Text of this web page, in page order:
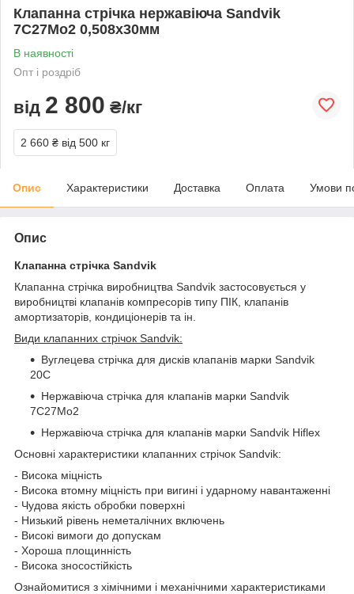
Клапанна стрічка нержавіюча Sandvik
7C27Mo2 0,508х30мм
В наявності
Опт і роздріб
від 2 800 ₴/кг
2 660 ₴ від 500 кг
Опис Характеристики Доставка Оплата Умови
Опис
Клапанна стрічка Sandvik
Клапанна стрічка виробництва Sandvik застосовується у
виробництві клапанів компресорів типу ПІК, клапанів
амортизаторів, кондиціонерів та ін.
Види клапанних стрічок Sandvik:
Вуглецева стрічка для дисків клапанів марки Sandvik
20C
Нержавіюча стрічка для клапанів марки Sandvik
7C27Mo2
Нержавіюча стрічка для клапанів марки Sandvik Hiflex
Основні характеристики клапанних стрічок Sandvik:
- Висока міцність
- Висока втомну міцність при вигині і ударному навантаженні
- Чудова якість обробки поверхні
- Низький рівень неметалічних включень
- Високі вимоги до допускам
- Хороша площинність
- Висока зносостійкість
Ознайомитися з хімічними і механічними характеристиками